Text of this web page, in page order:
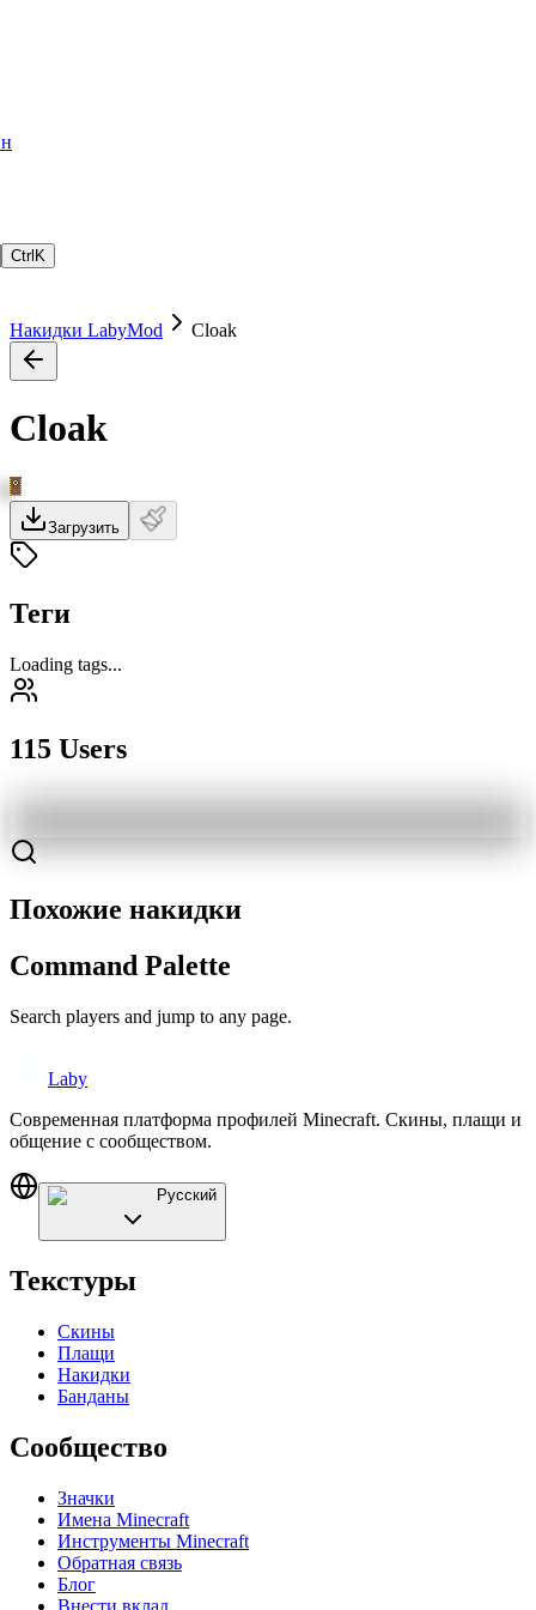
Ctrl K
Накидки LabyMod Cloak
Cloak
Загрузить
Теги
Loading tags...
115 Users
Похожие накидки
Command Palette
Search players and jump to any page.
Laby
Современная платформа профилей Minecraft. Скины, плащи и
общение с сообществом.
Русский
Текстуры
Скины
Плащи
Накидки
Банданы
Сообщество
Значки
Имена Minecraft
Инструменты Minecraft
Обратная связь
Блог
Внести вклад